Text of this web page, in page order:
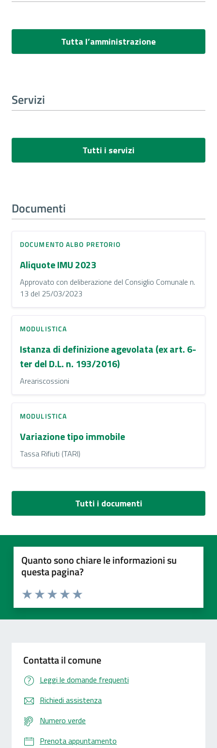
Tutta l’amministrazione
Servizi
Tutti i servizi
Documenti
DOCUMENTO ALBO PRETORIO
Aliquote IMU 2023
Approvato con deliberazione del Consiglio Comunale n.
13 del 25/03/2023
MODULISTICA
Istanza di definizione agevolata (ex art. 6-
ter del D.L. n. 193/2016)
Areariscossioni
MODULISTICA
Variazione tipo immobile
Tassa Rifiuti (TARI)
Tutti i documenti
Quanto sono chiare le informazioni su
questa pagina?
Valuta 5 stelle su 5
Valuta 4 stelle su 5
Valuta 3 stelle su 5
Valuta 2 stelle su 5
Valuta 1 stelle su 5
Contatta il comune
Leggi le domande frequenti
Richiedi assistenza
Numero verde
Prenota appuntamento